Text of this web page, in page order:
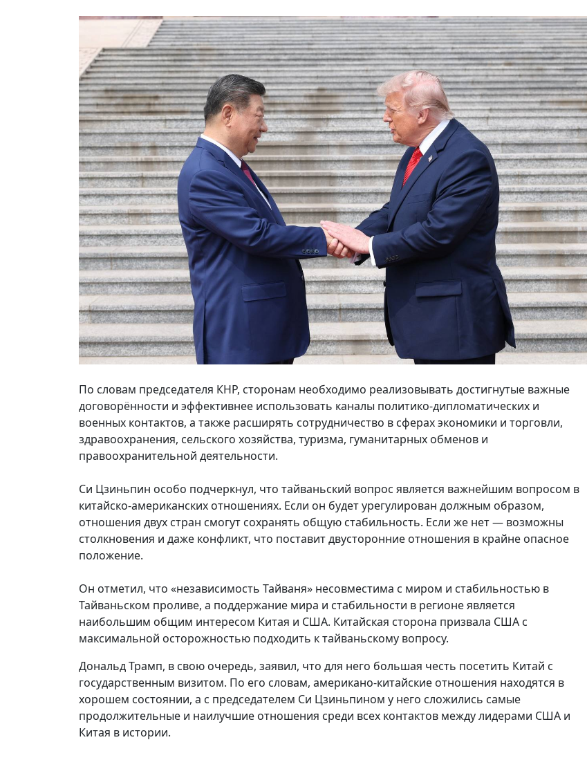
По словам председателя КНР, сторонам необходимо реализовывать достигнутые важные
договорённости и эффективнее использовать каналы политико-дипломатических и
военных контактов, а также расширять сотрудничество в сферах экономики и торговли,
здравоохранения, сельского хозяйства, туризма, гуманитарных обменов и
правоохранительной деятельности.
Си Цзиньпин особо подчеркнул, что тайваньский вопрос является важнейшим вопросом в
китайско-американских отношениях. Если он будет урегулирован должным образом,
отношения двух стран смогут сохранять общую стабильность. Если же нет — возможны
столкновения и даже конфликт, что поставит двусторонние отношения в крайне опасное
положение.
Он отметил, что «независимость Тайваня» несовместима с миром и стабильностью в
Тайваньском проливе, а поддержание мира и стабильности в регионе является
наибольшим общим интересом Китая и США. Китайская сторона призвала США с
максимальной осторожностью подходить к тайваньскому вопросу.
Дональд Трамп, в свою очередь, заявил, что для него большая честь посетить Китай с
государственным визитом. По его словам, американо-китайские отношения находятся в
хорошем состоянии, а с председателем Си Цзиньпином у него сложились самые
продолжительные и наилучшие отношения среди всех контактов между лидерами США и
Китая в истории.